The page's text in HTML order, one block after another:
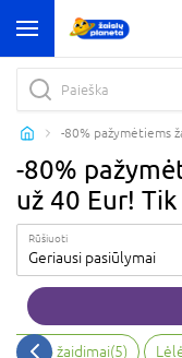
-80% pažymėtiems
-80%
už 40 Eur!
Rūšiuoti
Geriausi pasiūlymai
žaidimai(5)